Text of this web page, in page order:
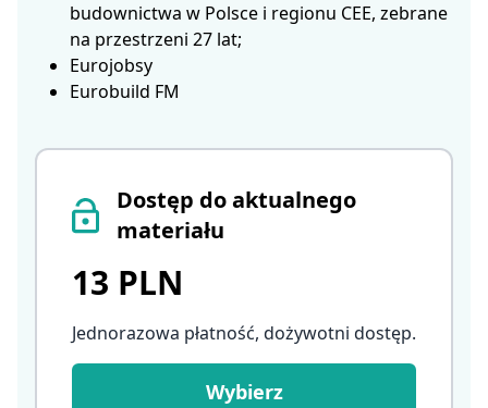
Dostęp do aktualnego
materiału
13 PLN
Jednorazowa płatność, dożywotni dostęp.
Wybierz
budownictwa w Polsce i regionu CEE, zebrane
na przestrzeni 27 lat;
Eurojobsy
Eurobuild FM